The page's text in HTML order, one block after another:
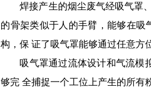
焊接产生的烟尘废气经吸气罩
的骨架类似于人的手臂，能够在
构，保 证了吸气罩能够通过任意方
吸气罩通过流体设计和气流模
够完 全捕捉一个工位上产生的所有